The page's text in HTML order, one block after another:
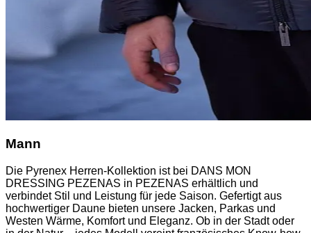
Mann
Die Pyrenex Herren-Kollektion ist bei DANS MON
DRESSING PEZENAS in PEZENAS erhältlich und
verbindet Stil und Leistung für jede Saison. Gefertigt aus
hochwertiger Daune bieten unsere Jacken, Parkas und
Westen Wärme, Komfort und Eleganz. Ob in der Stadt oder